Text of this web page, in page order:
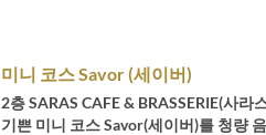
미니 코스 Savor (세이버)
2층 SARAS CAFE & BRASSERIE(사
기쁜 미니 코스 Savor(세이버)를 청량